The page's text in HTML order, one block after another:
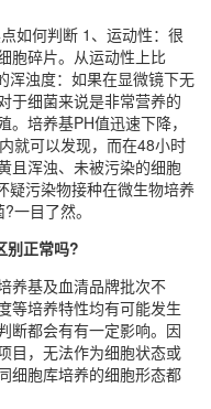
如何判断 1、运动性：很
胞碎片。从运动性上比
浑浊度：如果在显微镜下无
于细菌来说是非常营养的
培养基PH值迅速下降，
就可以发现，而在48小时
且浑浊、未被污染的细胞
疑污染物接种在微生物培养
一目了然。
别正常吗?
养基及血清品牌批次不
等培养特性均有可能发生
断都会有有一定影响。因
目，无法作为细胞状态或
细胞库培养的细胞形态都